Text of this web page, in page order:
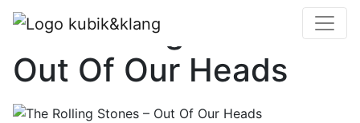
The Rolling Stones –
Out Of Our Heads